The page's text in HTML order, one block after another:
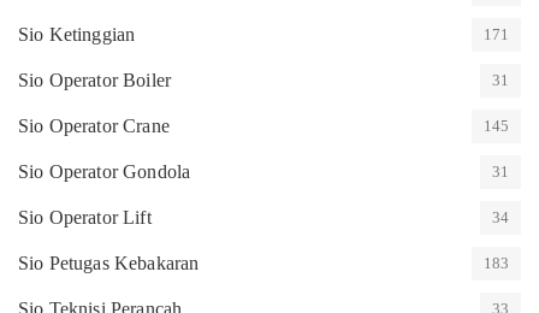
Sio Ketinggian 171
Sio Operator Boiler 31
Sio Operator Crane 145
Sio Operator Gondola 31
Sio Operator Lift 34
Sio Petugas Kebakaran 183
Sio Teknisi Perancah 33